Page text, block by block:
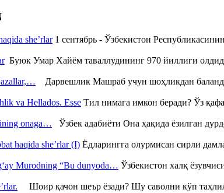
she’rlar1 сентябрь - Ўзбекистон
Буюк Умар Хайём таваллудининг 970 йиллиги
Дарвешлик Машраб учун шоҳликдан
va Hellados. Esse Тил нимага имкон беради? Ўз
onaga… Ўзбек адабиёти Она ҳақида ёзилган
haqida she’rlar (I) Ёдларингга олурмисан сирли
Murodning “Bu dunyoda… Ўзбекистон халқ
Шоир қачон шеър ёзади? Шу саволни кўп